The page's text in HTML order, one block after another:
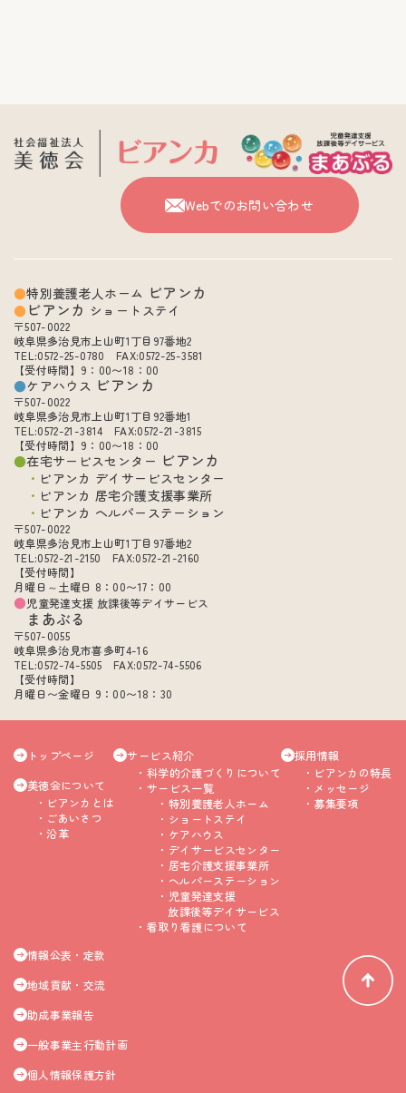
Webでのお問い合わせ
特別養護老人ホーム ビアンカ
ビアンカ ショートステイ
〒507-0022
岐阜県多治見市上山町1丁目97番地2
TEL:0572-25-0780 FAX:0572-25-3581
【受付時間】9：00〜18：00
ケアハウス ビアンカ
〒507-0022
岐阜県多治見市上山町1丁目92番地1
TEL:0572-21-3814 FAX:0572-21-3815
【受付時間】9：00〜18：00
在宅サービスセンター ビアンカ
ビアンカ デイサービスセンター
ビアンカ 居宅介護支援事業所
ビアンカ ヘルパーステーション
〒507-0022
岐阜県多治見市上山町1丁目97番地2
TEL:0572-21-2150 FAX:0572-21-2160
【受付時間】
月曜日～土曜日 8：00〜17：00
児童発達支援 放課後等デイサービス
まあぶる
〒507-0055
岐阜県多治見市喜多町4-16
TEL:0572-74-5505 FAX:0572-74-5506
【受付時間】
月曜日〜金曜日 9：00〜18：30
トップページ
美徳会について
ビアンカとは
ごあいさつ
沿革
サービス紹介
科学的介護づくりについて
サービス一覧
特別養護老人ホーム
ショートステイ
ケアハウス
デイサービスセンター
居宅介護支援事業所
ヘルパーステーション
児童発達支援
放課後等デイサービス
看取り看護について
採用情報
ビアンカの特長
メッセージ
募集要項
情報公表・定款
地域貢献・交流
助成事業報告
一般事業主行動計画
個人情報保護方針